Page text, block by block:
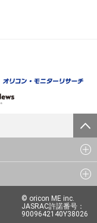
© oricon ME inc.
JASRAC許諾番号：
9009642140Y38026